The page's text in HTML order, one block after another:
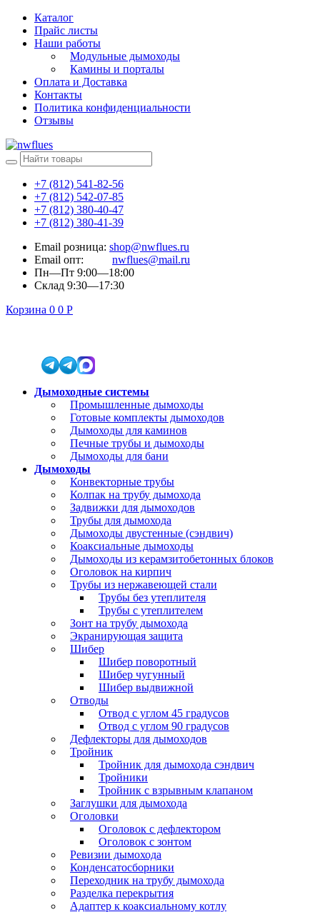
Каталог
Прайс листы
Наши работы
Модульные дымоходы
Камины и порталы
Оплата и Доставка
Контакты
Политика конфиденциальности
Отзывы
+7 (812) 541-82-56
+7 (812) 542-07-85
+7 (812) 380-40-47
+7 (812) 380-41-39
Email розница: shop@nwflues.ru
Email опт: nwflues@mail.ru
Пн—Пт 9:00—18:00
Склад 9:30—17:30
Корзина 0 0 Р
Дымоходные системы
Промышленные дымоходы
Готовые комплекты дымоходов
Дымоходы для каминов
Печные трубы и дымоходы
Дымоходы для бани
Дымоходы
Конвекторные трубы
Колпак на трубу дымохода
Задвижки для дымоходов
Трубы для дымохода
Дымоходы двустенные (сэндвич)
Коаксиальные дымоходы
Дымоходы из керамзитобетонных блоков
Оголовок на кирпич
Трубы из нержавеющей стали
Трубы без утеплителя
Трубы с утеплителем
Зонт на трубу дымохода
Экранирующая защита
Шибер
Шибер поворотный
Шибер чугунный
Шибер выдвижной
Отводы
Отвод с углом 45 градусов
Отвод с углом 90 градусов
Дефлекторы для дымоходов
Тройник
Тройник для дымохода сэндвич
Тройники
Тройник с взрывным клапаном
Заглушки для дымохода
Оголовки
Оголовок с дефлектором
Оголовок с зонтом
Ревизии дымохода
Конденсатосборники
Переходник на трубу дымохода
Разделка перекрытия
Адаптер к коаксиальному котлу